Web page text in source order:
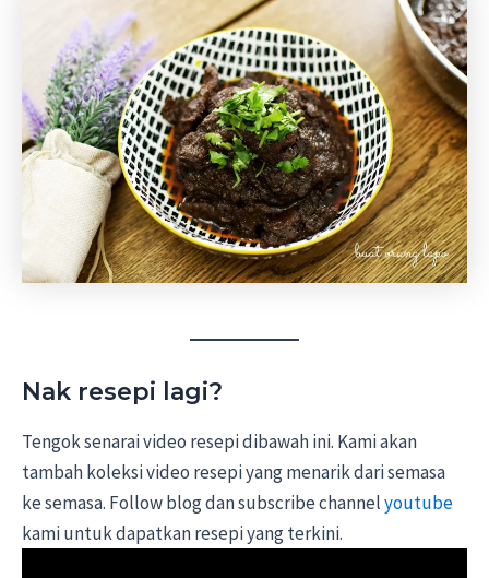
Nak resepi lagi?
Tengok senarai video resepi dibawah ini. Kami akan
tambah koleksi video resepi yang menarik dari semasa
ke semasa. Follow blog dan subscribe channelyoutube
kami untuk dapatkan resepi yang terkini.